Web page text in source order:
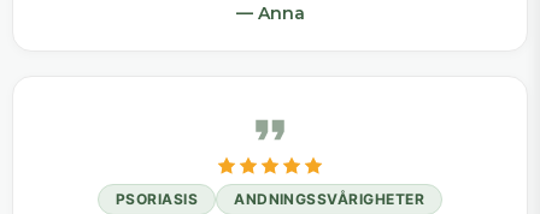
— Anna
PSORIASIS ANDNINGSSVÅRIGHETER